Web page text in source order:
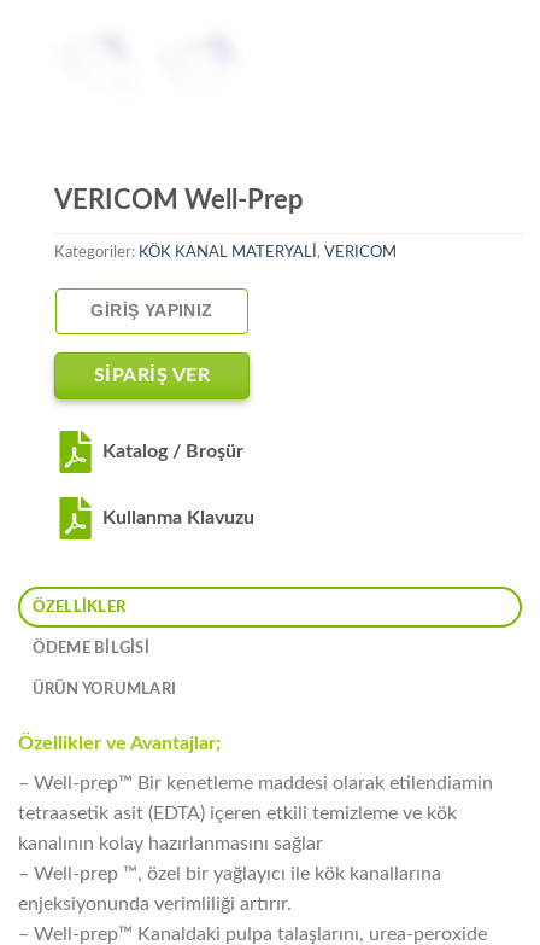
VERICOM Well-Prep
Kategoriler: KÖK KANAL MATERYALİ , VERICOM
GIRIŞ YAPINIZ
SİPARİŞ VER
Katalog / Broşür
Kullanma Klavuzu
ÖZELLIKLER
ÖDEME BİLGİSİ
ÜRÜN YORUMLARI
Özellikler ve Avantajlar;
– Well-prep™ Bir kenetleme maddesi olarak etilendiamin
tetraasetik asit (EDTA) içeren etkili temizleme ve kök
kanalının kolay hazırlanmasını sağlar
– Well-prep ™, özel bir yağlayıcı ile kök kanallarına
enjeksiyonunda verimliliği artırır.
– Well-prep™ Kanaldaki pulpa talaşlarını, urea-peroxide